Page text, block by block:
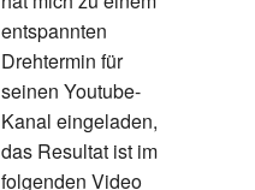
entspannten
Drehtermin für
seinen Youtube-
Kanal eingeladen,
das Resultat ist im
folgenden Video